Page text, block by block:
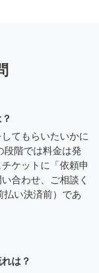
てもらいたいかに
段階では料金は発
ケットに「依頼申
合わせ、ご相談く
い決済前）であ
は？